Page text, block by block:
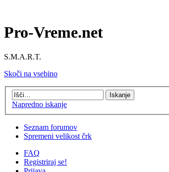
Pro-Vreme.net
S.M.A.R.T.
Skoči na vsebino
Napredno iskanje
Seznam forumov
Spremeni velikost črk
FAQ
Registriraj se!